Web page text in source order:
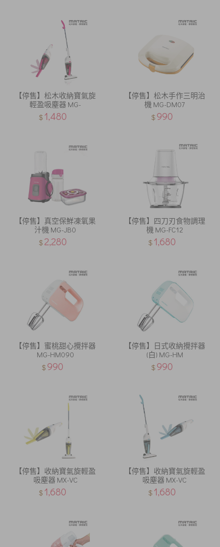
【停售】松木收納寶氣旋
輕盈吸塵器 MG-
$ 1,480
【停售】松木手作三明治
機 MG-DM07
$ 990
【停售】真空保鮮凍氧果
汁機 MG-JB0
$ 2,280
【停售】四刀刃食物調理
機 MG-FC12
$ 1,680
【停售】蜜桃甜心攪拌器
MG-HM090
$ 990
【停售】日式收納攪拌器
(白) MG-HM
$ 990
【停售】收納寶氣旋輕盈
吸塵器 MX-VC
$ 1,680
【停售】收納寶氣旋輕盈
吸塵器 MX-VC
$ 1,680